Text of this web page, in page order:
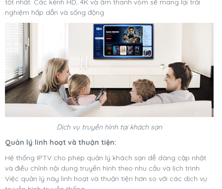
tốt nhất. Các kênh HD, 4K và âm thanh vòm sẽ mang lại trải
nghiệm hấp dẫn và sống động.
Dịch vụ truyền hình tạikhách sạn
Quản lý linh hoạt và thuận tiện:
Hệ thống IPTV cho phép quản lý khách sạn dễ dàng cập nhật
và điều chỉnh nội dung truyền hình theo nhu cầu và lịch trình.
Việc quản lý này linh hoạt và thuận tiện hơn so với các dịch vụ